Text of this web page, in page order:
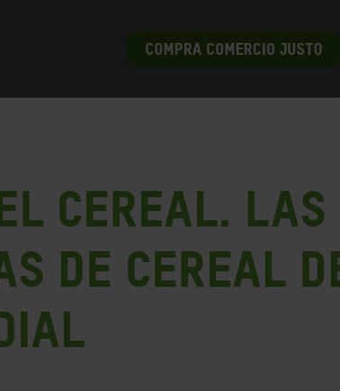
COMPRA COMERCIO JUSTO
cereal. Las
de cereal